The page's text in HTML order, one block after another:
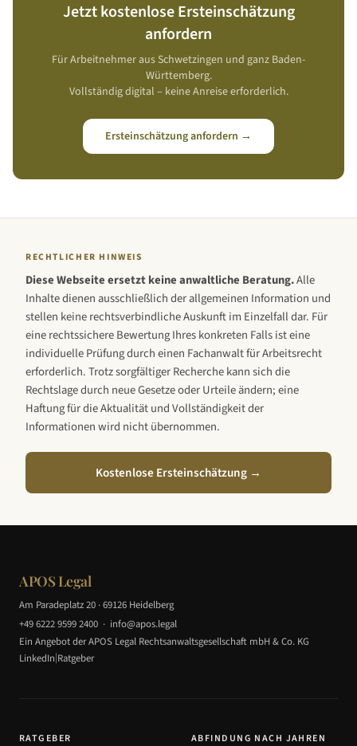
Jetzt kostenlose Ersteinschätzung
anfordern
Für Arbeitnehmer ausSchwetzingen und ganz Baden-
Württemberg.
Vollständig digital – keine Anreise erforderlich.
Ersteinschätzung anfordern →
RECHTLICHER HINWEIS
Diese Webseite ersetzt keine anwaltliche Beratung.Alle
Inhalte dienen ausschließlich der allgemeinen Information und
stellen keine rechtsverbindliche Auskunft im Einzelfall dar. Für
eine rechtssichere Bewertung Ihres konkreten Falls ist eine
individuelle Prüfung durch einen Fachanwalt für Arbeitsrecht
erforderlich. Trotz sorgfältiger Recherche kann sich die
Rechtslage durch neue Gesetze oder Urteile ändern; eine
Haftung für die Aktualität und Vollständigkeit der
Informationen wird nicht übernommen.
Kostenlose Ersteinschätzung →
APOS Legal
Am Paradeplatz 20 · 69126 Heidelberg
+49 6222 9599 2400 · info@apos.legal
Ein Angebot der APOS Legal Rechtsanwaltsgesellschaft mbH & Co. KG
LinkedIn|Ratgeber
RATGEBER ABFINDUNG NACH JAHREN